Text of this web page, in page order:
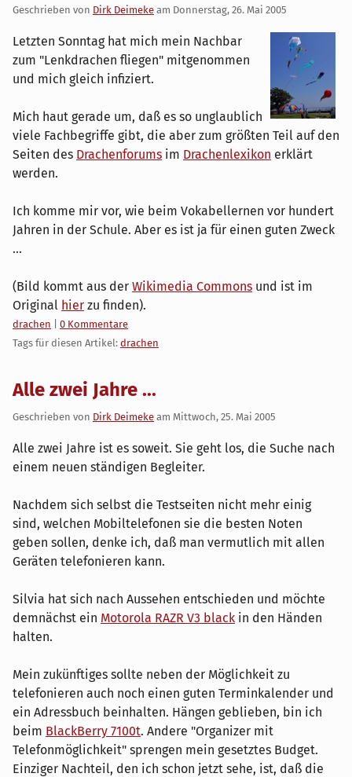
Geschrieben von Dirk Deimeke am Donnerstag, 26. Mai 2005
Letzten Sonntag hat mich mein Nachbar
zum "Lenkdrachen fliegen" mitgenommen
und mich gleich infiziert.
Mich haut gerade um, daß es so unglaublich
viele Fachbegriffe gibt, die aber zum größten Teil auf den
Seiten des Drachenforums im Drachenlexikon erklärt
werden.
Ich komme mir vor, wie beim Vokabellernen vor hundert
Jahren in der Schule. Aber es ist ja für einen guten Zweck
...
(Bild kommt aus der Wikimedia Commons und ist im
Original hier zu finden).
Kategorien:
drachen
0 Kommentare
Tags für diesen Artikel: drachen
Alle zwei Jahre ...
Geschrieben von Dirk Deimeke am Mittwoch, 25. Mai 2005
Alle zwei Jahre ist es soweit. Sie geht los, die Suche nach
einem neuen ständigen Begleiter.
Nachdem sich selbst die Testseiten nicht mehr einig
sind, welchen Mobiltelefonen sie die besten Noten
geben sollen, denke ich, daß man vermutlich mit allen
Geräten telefonieren kann.
Silvia hat sich nach Aussehen entschieden und möchte
demnächst ein Motorola RAZR V3 black in den Händen
halten.
Mein zukünftiges sollte neben der Möglichkeit zu
telefonieren auch noch einen guten Terminkalender und
ein Adressbuch beinhalten. Hängen geblieben, bin ich
beim BlackBerry 7100t. Andere "Organizer mit
Telefonmöglichkeit" sprengen mein gesetztes Budget.
Einziger Nachteil, den ich schon jetzt sehe, ist, daß die